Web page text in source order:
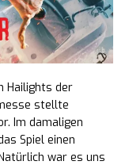
Hailights der
stellte
Im damaligen
Spiel einen
war es uns